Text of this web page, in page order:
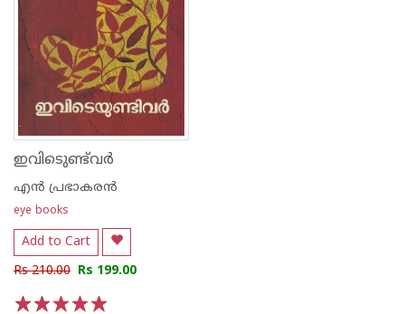
ഇവിടെുണ്ട്‌വർ
എന്‍ പ്രഭാകരന്‍
eye books
Add to Cart
Rs 210.00 Rs 199.00